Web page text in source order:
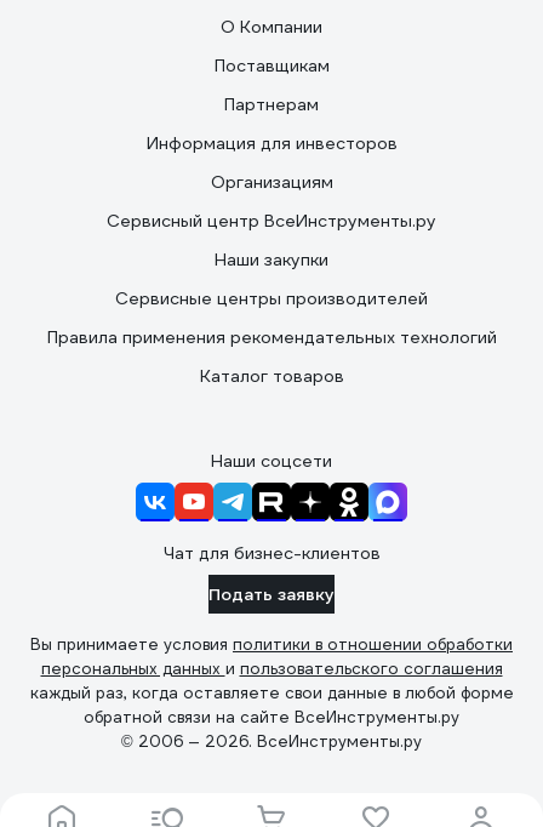
О Компании
Поставщикам
Партнерам
Информация для инвесторов
Организациям
Сервисный центр ВсеИнструменты.ру
Наши закупки
Сервисные центры производителей
Правила применения рекомендательных технологий
Каталог товаров
Наши соцсети
Чат для бизнес-клиентов
Подать заявку
Вы принимаете условия политики в отношении обработки
персональных данных и пользовательского соглашения
каждый раз, когда оставляете свои данные в любой форме
обратной связи на сайте ВсеИнструменты.ру
© 2006 — 2026. ВсеИнструменты.ру